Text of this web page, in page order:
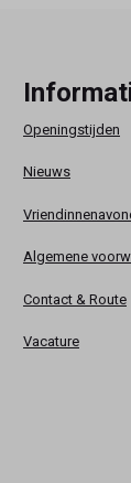
Openingstijden
Nieuws
Algemene
Contact & Route
Vacature